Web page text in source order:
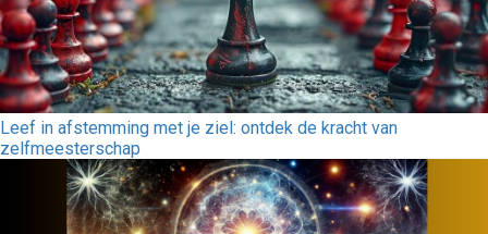
Leef in afstemming met je ziel: ontdek de kracht van
zelfmeesterschap